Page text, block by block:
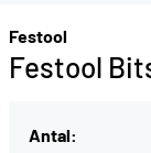
Festool
Festool
Antal: